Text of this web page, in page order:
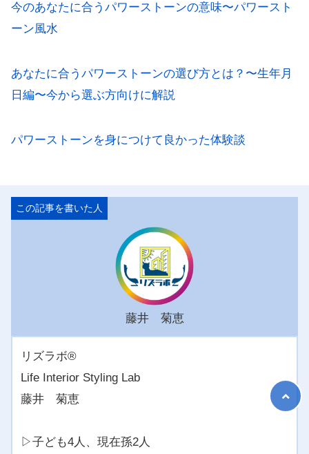
今のあなたに合うパワーストーンの意味〜パワースト
ーン風水
あなたに合うパワーストーンの選び方とは？〜生年月
日編〜今から選ぶ方向けに解説
パワーストーンを身につけて良かった体験談
藤井 菊恵
リズラボ®️
Life Interior Styling Lab
藤井 菊恵
▷子ども4人、現在孫2人